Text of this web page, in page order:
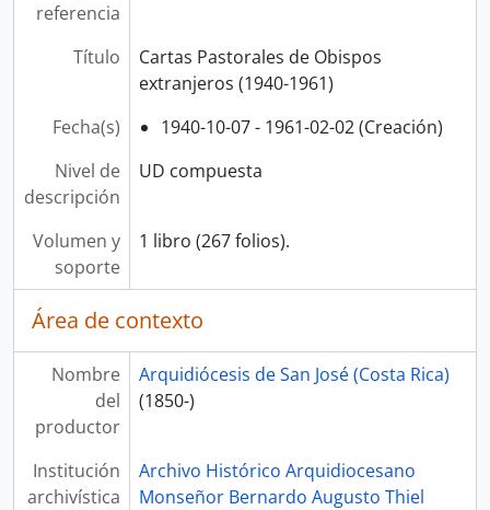
referencia
Título
Cartas Pastorales de Obispos
extranjeros (1940-1961)
Fecha(s)
1940-10-07 - 1961-02-02 (Creación)
Nivel de
descripción
UD compuesta
Volumen y
soporte
1 libro (267 folios).
Área de contexto
Nombre
del
productor
Arquidiócesis de San José (Costa Rica)
(1850-)
Institución
archivística
Archivo Histórico Arquidiocesano
Monseñor Bernardo Augusto Thiel